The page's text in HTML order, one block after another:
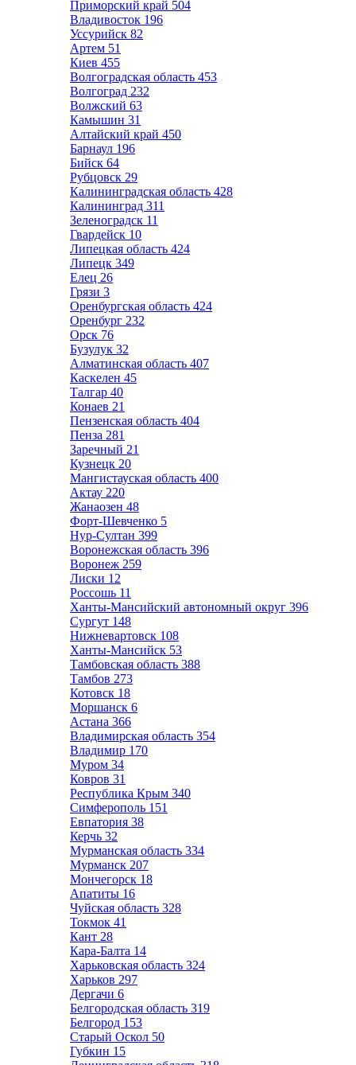
Приморский край 504
Владивосток 196
Уссурийск 82
Артем 51
Киев 455
Волгоградская область 453
Волгоград 232
Волжский 63
Камышин 31
Алтайский край 450
Барнаул 196
Бийск 64
Рубцовск 29
Калининградская область 428
Калининград 311
Зеленоградск 11
Гвардейск 10
Липецкая область 424
Липецк 349
Елец 26
Грязи 3
Оренбургская область 424
Оренбург 232
Орск 76
Бузулук 32
Алматинская область 407
Каскелен 45
Талгар 40
Конаев 21
Пензенская область 404
Пенза 281
Заречный 21
Кузнецк 20
Мангистауская область 400
Актау 220
Жанаозен 48
Форт-Шевченко 5
Нур-Султан 399
Воронежская область 396
Воронеж 259
Лиски 12
Россошь 11
Ханты-Мансийский автономный округ 396
Сургут 148
Нижневартовск 108
Ханты-Мансийск 53
Тамбовская область 388
Тамбов 273
Котовск 18
Моршанск 6
Астана 366
Владимирская область 354
Владимир 170
Муром 34
Ковров 31
Республика Крым 340
Симферополь 151
Евпатория 38
Керчь 32
Мурманская область 334
Мурманск 207
Мончегорск 18
Апатиты 16
Чуйская область 328
Токмок 41
Кант 28
Кара-Балта 14
Харьковская область 324
Харьков 297
Дергачи 6
Белгородская область 319
Белгород 153
Старый Оскол 50
Губкин 15